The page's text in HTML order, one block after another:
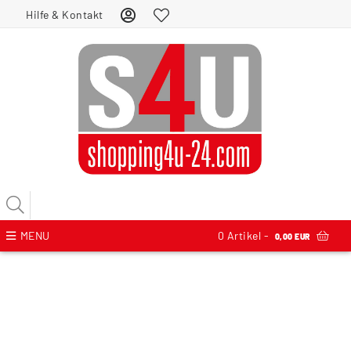
Hilfe & Kontakt
MENU 0 Artikel - 0,00 EUR